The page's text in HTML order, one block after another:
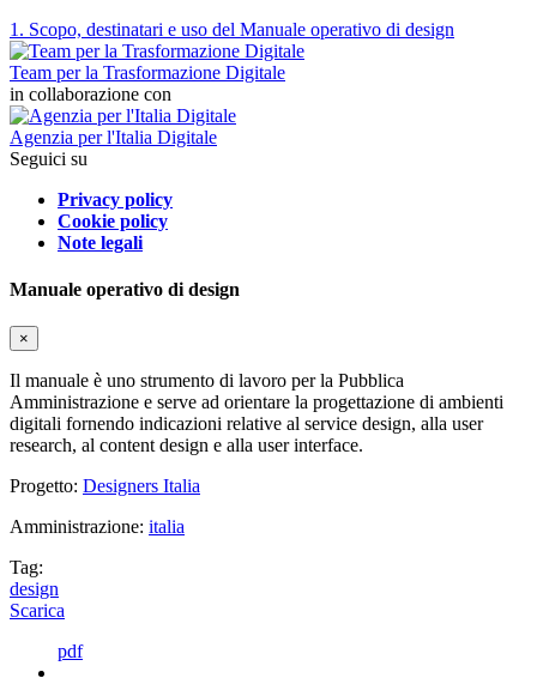
1. Scopo, destinatari e uso del Manuale operativo di design
Team per la Trasformazione Digitale
in collaborazione con
Agenzia per l'Italia Digitale
Seguici su
Privacy policy
Cookie policy
Note legali
Manuale operativo di design
×
Il manuale è uno strumento di lavoro per la Pubblica
Amministrazione e serve ad orientare la progettazione di ambienti
digitali fornendo indicazioni relative al service design, alla user
research, al content design e alla user interface.
Progetto: Designers Italia
Amministrazione: italia
Tag:
design
Scarica
pdf